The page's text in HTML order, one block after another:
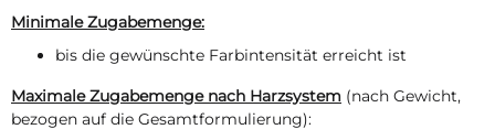
Minimale Zugabemenge:
bis die gewünschte Farbintensität erreicht ist
Maximale Zugabemenge nach Harzsystem (nach Gewicht,
bezogen auf die Gesamtformulierung):